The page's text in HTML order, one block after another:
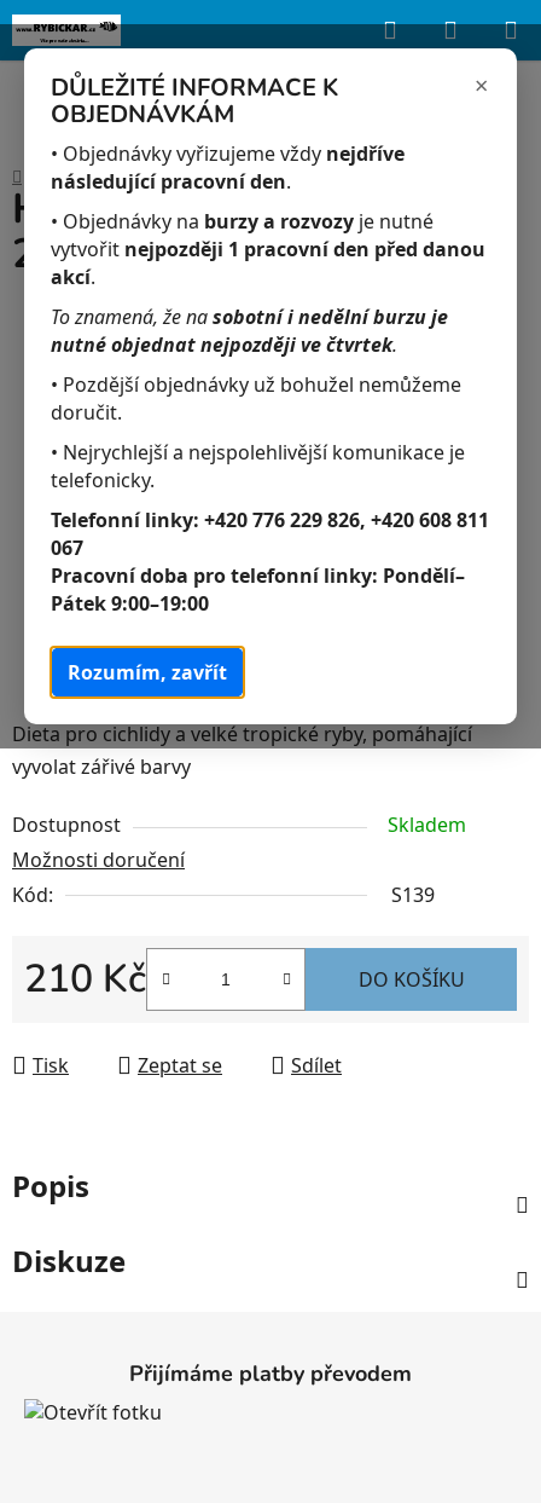
×
DŮLEŽITÉ INFORMACE K
OBJEDNÁVKÁM
• Objednávky vyřizujeme vždy nejdříve
následující pracovní den.
• Objednávky na burzy a rozvozy je nutné
vytvořit nejpozději 1 pracovní den před danou
akcí.
To znamená, že nasobotní i nedělní burzu je
nutné objednat nejpozději ve čtvrtek.
• Pozdější objednávky už bohužel nemůžeme
doručit.
• Nejrychlejší a nejspolehlivější komunikace je
telefonicky.
Telefonní linky: +420 776 229 826, +420 608 811
067
Pracovní doba pro telefonní linky: Pondělí–
Pátek 9:00–19:00
Rozumím, zavřít
Upozorňujeme, že uvedená skladová dostupnost je orientační a může se
lišit podle aktuálních objednávek a prodeje v reálném čase.
obsah
Hledat
KOŠÍK
DomůAkvaristika / HIKARI Cichlid Gold Large 250g
Dieta pro cichlidy a velké tropické ryby, pomáhající
vyvolat zářivé barvy
Dostupnost
Skladem
Možnosti doručení
Kód:
S139
210 Kč DO KOŠÍKU
Tisk Zeptat se Sdílet
HIKARI Cichlid Gold Large
250g
Popis
Diskuze
Přijímáme platby převodem